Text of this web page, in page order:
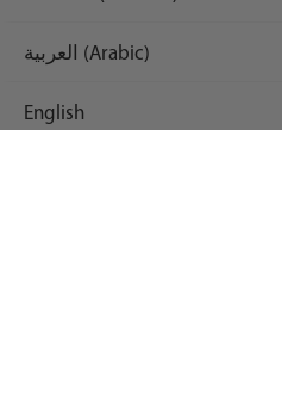
العربية (Arabic)
English